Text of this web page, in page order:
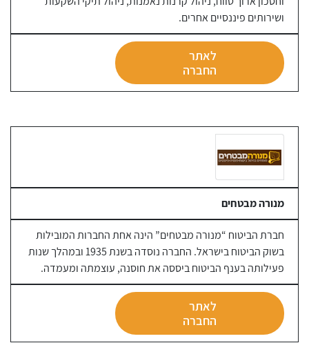
ושירותים פיננסיים אחרים.
לאתר
החברה
מנורה מבטחים
חברת הביטוח “מנורה מבטחים” הינה אחת החברות המובילות
בשוק הביטוח בישראל. החברה נוסדה בשנת 1935 ובמהלך שנות
פעילותה בענף הביטוח ביססה את חוסנה, עוצמתה ומעמדה.
לאתר
החברה